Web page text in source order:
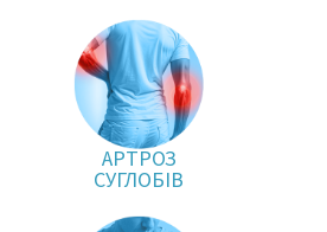
АРТРОЗ
СУГЛОБІВ